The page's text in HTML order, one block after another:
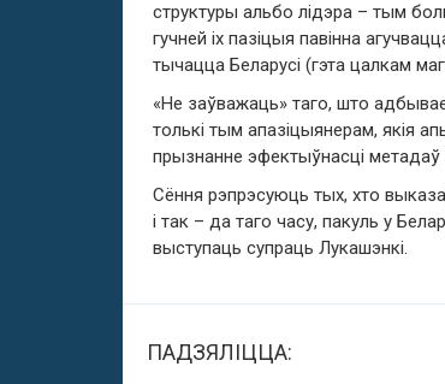
структуры альбо лідэра – тым
гучней іх пазіцыя павінна
тычацца Беларусі (гэта цалкам
«Не заўважаць» таго, што
толькі тым апазіцыянерам, якія
прызнанне эфектыўнасці
Сёння рэпрэсуюць тых, хто
і так – да таго часу, пакуль у
выступаць супраць Лукашэнкі.
ПАДЗЯЛІЦЦА: